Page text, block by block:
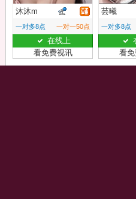
沐沐m
一对多8点 一对一50点
在线上
看免费视讯
芸曦
一对多8点
看